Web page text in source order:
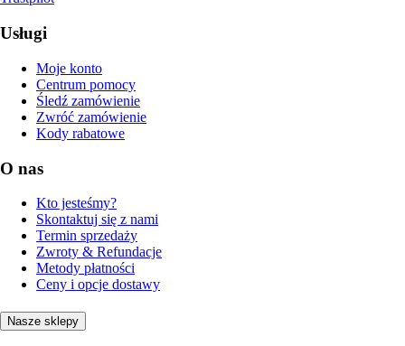
Usługi
Moje konto
Centrum pomocy
Śledź zamówienie
Zwróć zamówienie
Kody rabatowe
O nas
Kto jesteśmy?
Skontaktuj się z nami
Termin sprzedaży
Zwroty & Refundacje
Metody płatności
Ceny i opcje dostawy
Nasze sklepy